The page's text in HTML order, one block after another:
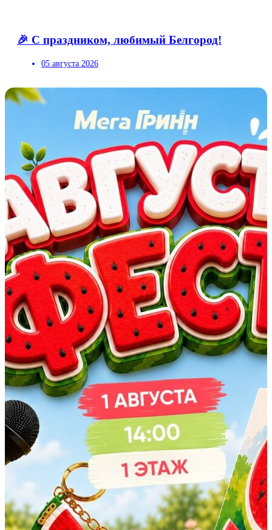
🎉 С праздником, любимый Белгород!
05 августа 2026